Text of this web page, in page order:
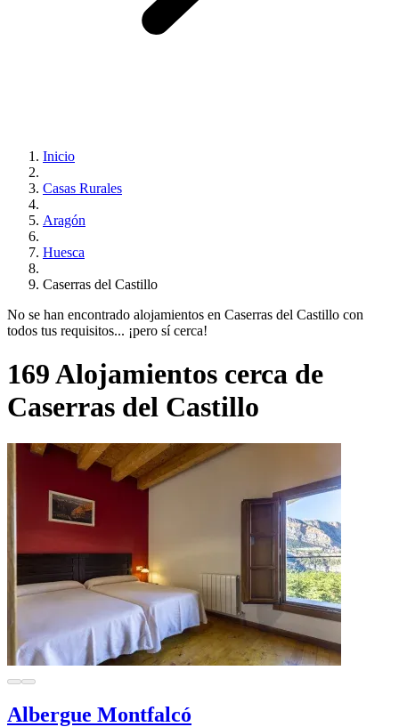
Inicio
Casas Rurales
Aragón
Huesca
Caserras del Castillo
No se han encontrado alojamientos en Caserras del Castillo con
todos tus requisitos... ¡pero sí cerca!
169 Alojamientos cerca de
Caserras del Castillo
Albergue Montfalcó